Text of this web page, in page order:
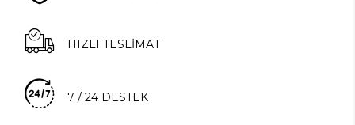
HIZLI TESLİMAT
7 / 24 DESTEK